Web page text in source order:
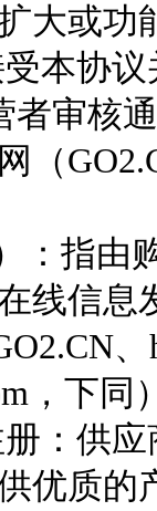
大或功
本协
者审核
（
：指由
线信息
，下同
：供
优质的